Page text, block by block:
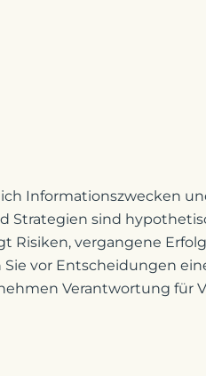
Informationszwecken
Strategien sind
Risiken, vergangene
vor Entscheidungen
Verantwortung für